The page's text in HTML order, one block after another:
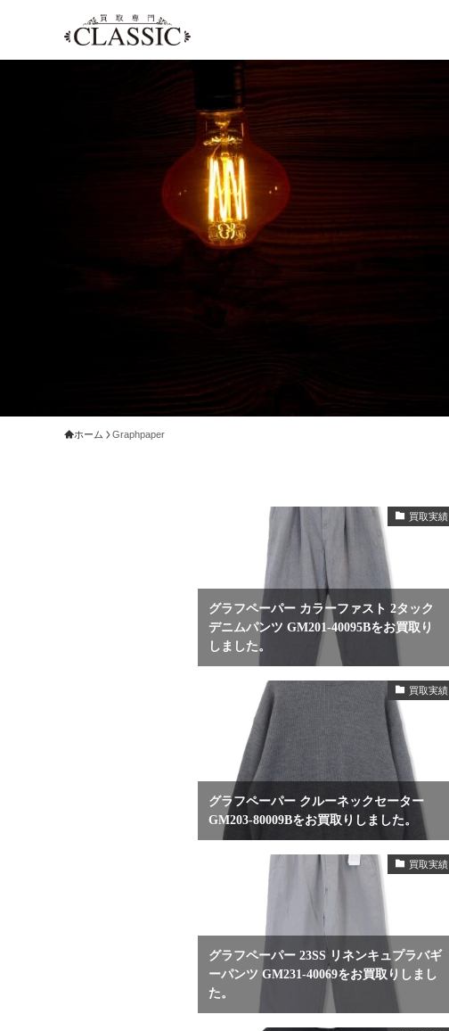
ホーム Graphpaper
買取実績
グラフペーパー カラーファスト 2タック
デニムパンツ GM201-40095Bをお買取り
しました。
買取実績
グラフペーパー クルーネックセーター
GM203-80009Bをお買取りしました。
買取実績
グラフペーパー 23SS リネンキュプラバギ
ーパンツ GM231-40069をお買取りしまし
た。